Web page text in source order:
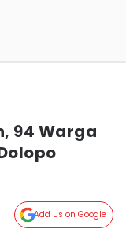
94 Warga
Add Us on Google